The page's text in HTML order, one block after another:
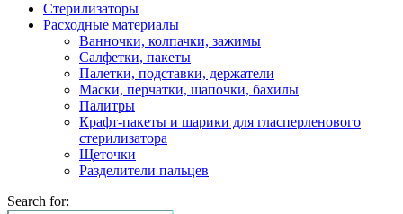
Стерилизаторы
Расходные материалы
Ванночки, колпачки, зажимы
Салфетки, пакеты
Палетки, подставки, держатели
Маски, перчатки, шапочки, бахилы
Палитры
Крафт-пакеты и шарики для гласперленового
стерилизатора
Щеточки
Разделители пальцев
Search for: